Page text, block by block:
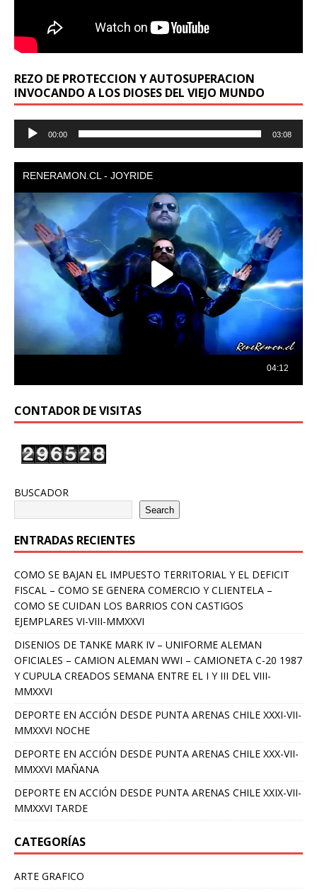
REZO DE PROTECCION Y AUTOSUPERACION
INVOCANDO A LOS DIOSES DEL VIEJO MUNDO
Reproductor
00:00 03:08
CONTADOR DE VISITAS
BUSCADOR
Search
ENTRADAS RECIENTES
COMO SE BAJAN EL IMPUESTO TERRITORIAL Y EL DEFICIT
FISCAL – COMO SE GENERA COMERCIO Y CLIENTELA –
COMO SE CUIDAN LOS BARRIOS CON CASTIGOS
EJEMPLARES VI-VIII-MMXXVI
DISENIOS DE TANKE MARK IV – UNIFORME ALEMAN
OFICIALES – CAMION ALEMAN WWI – CAMIONETA C-20 1987
Y CUPULA CREADOS SEMANA ENTRE EL I Y III DEL VIII-
MMXXVI
DEPORTE EN ACCIÓN DESDE PUNTA ARENAS CHILE XXXI-VII-
MMXXVI NOCHE
DEPORTE EN ACCIÓN DESDE PUNTA ARENAS CHILE XXX-VII-
MMXXVI MAÑANA
DEPORTE EN ACCIÓN DESDE PUNTA ARENAS CHILE XXIX-VII-
MMXXVI TARDE
CATEGORÍAS
ARTE GRAFICO